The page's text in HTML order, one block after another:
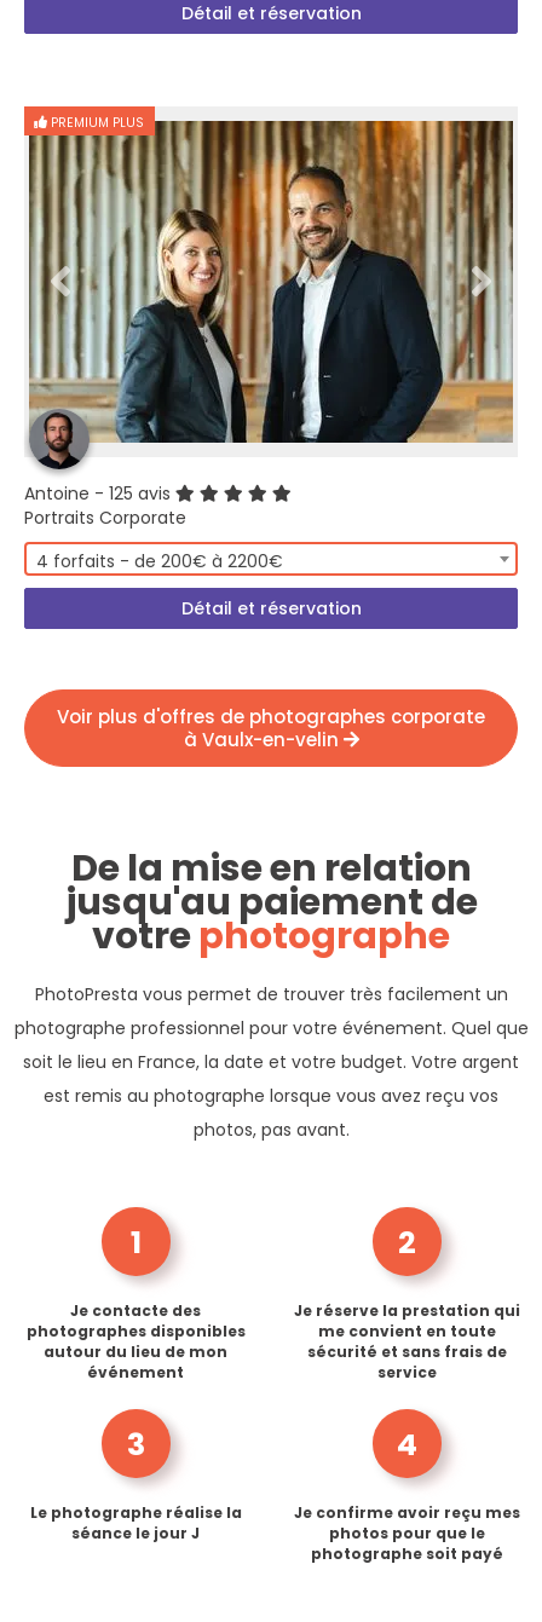
Détail et réservation
PREMIUM PLUS
Antoine - 125 avis
Portraits Corporate
4 forfaits - de 200€ à 2200€
Détail et réservation
Voir plus d'offres de photographes corporate
à Vaulx-en-velin
De la mise en relation
jusqu'au paiement de
votrephotographe
PhotoPresta vous permet de trouver très facilement un
photographe professionnel pour votre événement. Quel que
soit le lieu en France, la date et votre budget. Votre argent
est remis au photographe lorsque vous avez reçu vos
photos, pas avant.
1
Je contacte des
photographes disponibles
autour du lieu de mon
événement
2
Je réserve la prestation qui
me convient en toute
sécurité et sans frais de
service
3
Le photographe réalise la
séance le jour J
4
Je confirme avoir reçu mes
photos pour que le
photographe soit payé